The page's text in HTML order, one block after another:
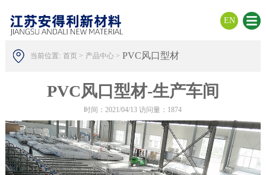
EN
当前位置: 首页 > 产品中心 > PVC风口型材
PVC风口型材-生产车间
时间：2021/04/13 访问量：1874